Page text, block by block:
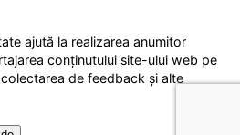
ajută la realizarea anumitor
conținutului site-ului web pe
de feedback și alte